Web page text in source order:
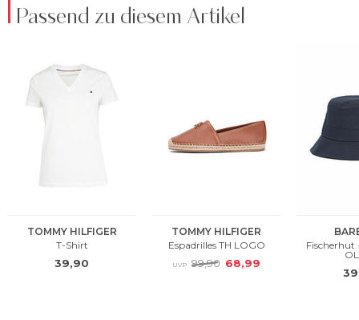
Passend zu diesem Artikel